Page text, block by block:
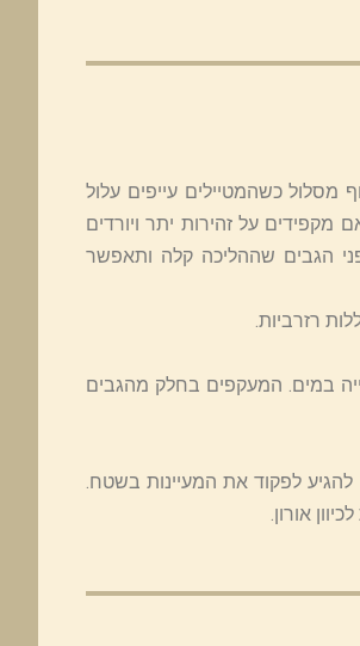
במיוחד, להשאירו לסוף מסלול כשהמטיילים עייפים עלול
מקפידים על זהירות יתר ויורדים
הגבים שההליכה קלה ותאפשר
רזרביות.
במים. המעקפים בחלק מהגבים
לפקוד את המעיינות בשטח.
אורון.